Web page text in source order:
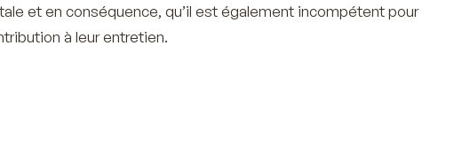
et en conséquence, qu’il est également incompétent pour
à leur entretien.